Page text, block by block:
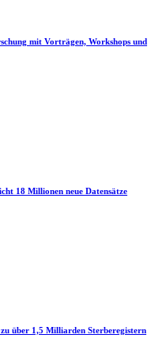
mit Vorträgen, Workshops und
18 Millionen neue Datensätze
über 1,5 Milliarden Sterberegistern